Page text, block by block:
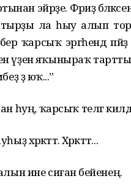
эйәрҙе. Фәриҙә
ултырҙы ла һыу алып
ҡарсыҡ эргәһендә
үҙенә яҡыныраҡ
ҙә юҡ...”
һуң, ҡарсыҡ телгә
Хәрәкәттә...
ине сиған әбейенең.